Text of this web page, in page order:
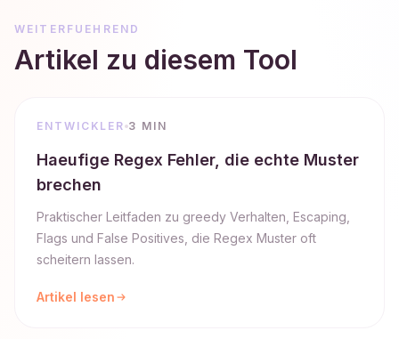
WEITERFUEHREND
Artikel zu diesem Tool
ENTWICKLER 3 MIN
Haeufige Regex Fehler, die echte Muster
brechen
Praktischer Leitfaden zu greedy Verhalten, Escaping,
Flags und False Positives, die Regex Muster oft
scheitern lassen.
Artikel lesen